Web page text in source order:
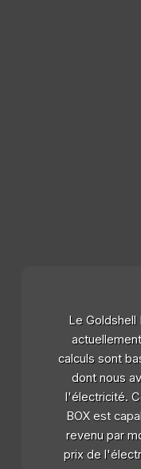
Le
calculs sont
dont nous
l'électricité.
BOX est
revenu par
prix de